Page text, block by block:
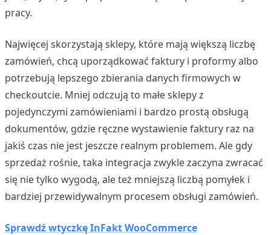
pracy.
Najwięcej skorzystają sklepy, które mają większą liczbę
zamówień, chcą uporządkować faktury i proformy albo
potrzebują lepszego zbierania danych firmowych w
checkoutcie. Mniej odczują to małe sklepy z
pojedynczymi zamówieniami i bardzo prostą obsługą
dokumentów, gdzie ręczne wystawienie faktury raz na
jakiś czas nie jest jeszcze realnym problemem. Ale gdy
sprzedaż rośnie, taka integracja zwykle zaczyna zwracać
się nie tylko wygodą, ale też mniejszą liczbą pomyłek i
bardziej przewidywalnym procesem obsługi zamówień.
Sprawdź wtyczkę InFakt WooCommerce